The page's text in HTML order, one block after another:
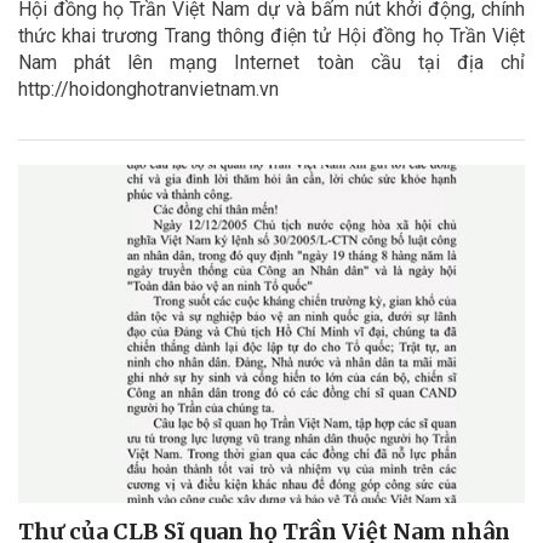
Hội đồng họ Trần Việt Nam dự và bấm nút khởi động, chính
thức khai trương Trang thông điện tử Hội đồng họ Trần Việt
Nam phát lên mạng Internet toàn cầu tại địa chỉ
http://hoidonghotranvietnam.vn
Thư của CLB Sĩ quan họ Trần Việt Nam nhân